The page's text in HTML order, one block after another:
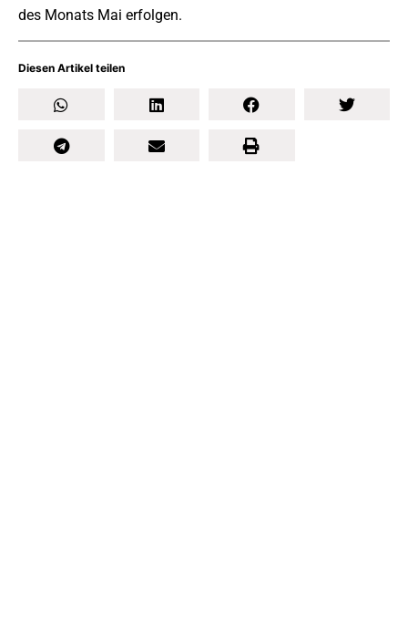
Diesen Artikel teilen
des Monats Mai erfolgen.